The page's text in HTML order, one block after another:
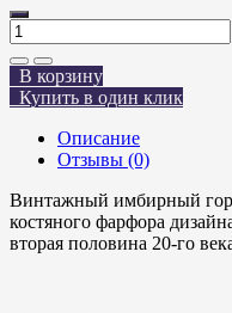
В корзину
Купить в один клик
Описание
Отзывы (0)
Винтажный имбирный
костяного фарфора
вторая половина 20-го